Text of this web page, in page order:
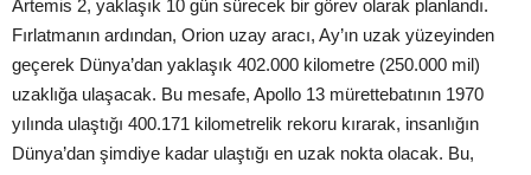
Artemis 2, yaklaşık 10 gün sürecek bir görev olarak planlandı.
Fırlatmanın ardından, Orion uzay aracı, Ay’ın uzak yüzeyinden
geçerek Dünya’dan yaklaşık 402.000 kilometre (250.000 mil)
uzaklığa ulaşacak. Bu mesafe, Apollo 13 mürettebatının 1970
yılında ulaştığı 400.171 kilometrelik rekoru kırarak, insanlığın
Dünya’dan şimdiye kadar ulaştığı en uzak nokta olacak. Bu,